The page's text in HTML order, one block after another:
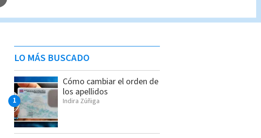
LO MÁS BUSCADO
Cómo cambiar el orden de
los apellidos
Indira Zúñiga